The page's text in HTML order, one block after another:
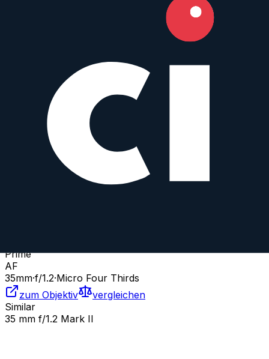
Micro Four Thirds
Prime
AF
35mm·f/1.2·Micro Four Thirds
zum Objektiv
vergleichen
Similar
35 mm f/1.2 Mark II